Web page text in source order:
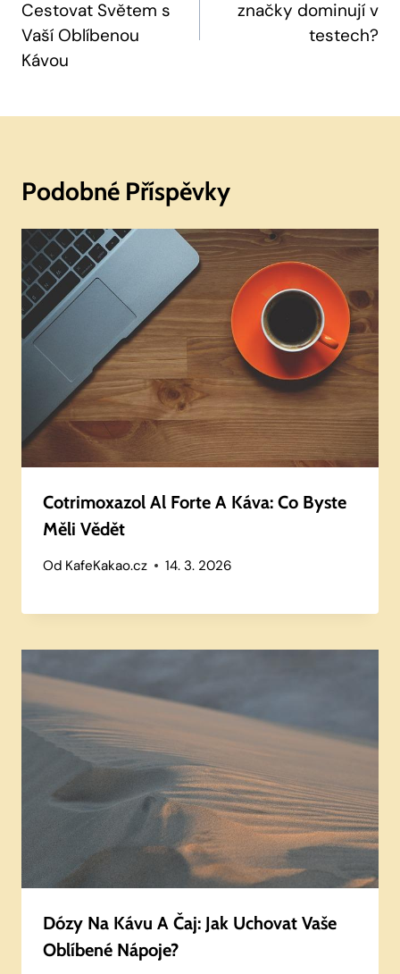
Příspěvek
Cestovat Světem s
Vaší Oblíbenou
Kávou
značky dominují v
testech?
Podobné Příspěvky
Cotrimoxazol Al Forte A Káva: Co Byste
Měli Vědět
Od KafeKakao.cz 14. 3. 2026
Dózy Na Kávu A Čaj: Jak Uchovat Vaše
Oblíbené Nápoje?